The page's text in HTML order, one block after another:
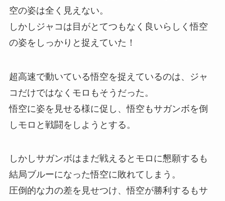
空の姿は全く見えない。
しかしジャコは目がとてつもなく良いらしく悟空
の姿をしっかりと捉えていた！
超高速で動いている悟空を捉えているのは、ジャ
コだけではなくモロもそうだった。
悟空に姿を見せる様に促し、悟空もサガンボを倒
しモロと戦闘をしようとする。
しかしサガンボはまだ戦えるとモロに懇願するも
結局ブルーになった悟空に敗れてしまう。
圧倒的な力の差を見せつけ、悟空が勝利するもサ